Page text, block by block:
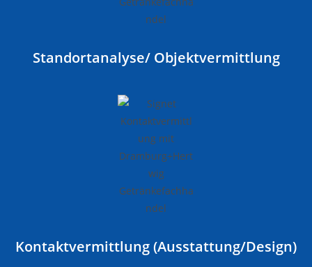
Standortanalyse/ Objektvermittlung
Kontaktvermittlung (Ausstattung/Design)